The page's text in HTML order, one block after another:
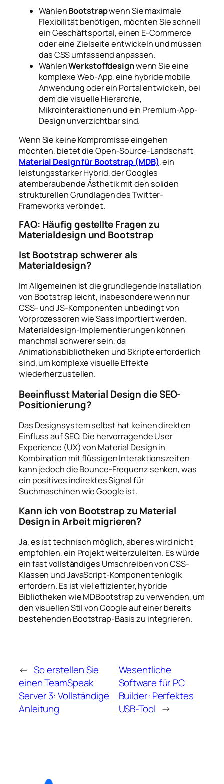
WählenBootstrapwenn Sie maximale
Flexibilität benötigen, möchten Sie schnell
ein Geschäftsportal, einen E-Commerce
oder eine Zielseite entwickeln und müssen
das CSS umfassend anpassen.
WählenWerkstoffdesignwenn Sie eine
komplexe Web-App, eine hybride mobile
Anwendung oder ein Portal entwickeln, bei
dem die visuelle Hierarchie,
Mikrointeraktionen und ein Premium-App-
Design unverzichtbar sind.
Wenn Sie keine Kompromisse eingehen
möchten, bietet die Open-Source-Landschaft
Material Design für Bootstrap (MDB), ein
leistungsstarker Hybrid, der Googles
atemberaubende Ästhetik mit den soliden
strukturellen Grundlagen des Twitter-
Frameworks verbindet.
FAQ: Häufig gestellte Fragen zu
Materialdesign und Bootstrap
Ist Bootstrap schwerer als
Materialdesign?
Im Allgemeinen ist die grundlegende Installation
von Bootstrap leicht, insbesondere wenn nur
CSS- und JS-Komponenten unbedingt von
Vorprozessoren wie Sass importiert werden.
Materialdesign-Implementierungen können
manchmal schwerer sein, da
Animationsbibliotheken und Skripte erforderlich
sind, um komplexe visuelle Effekte
wiederherzustellen.
Beeinflusst Material Design die SEO-
Positionierung?
Das Designsystem selbst hat keinen direkten
Einfluss auf SEO. Die hervorragende User
Experience (UX) von Material Design in
Kombination mit flüssigen Interaktionszeiten
kann jedoch die Bounce-Frequenz senken, was
ein positives indirektes Signal für
Suchmaschinen wie Google ist.
Kann ich von Bootstrap zu Material
Design in Arbeit migrieren?
Ja, es ist technisch möglich, aber es wird nicht
empfohlen, ein Projekt weiterzuleiten. Es würde
ein fast vollständiges Umschreiben von CSS-
Klassen und JavaScript-Komponentenlogik
erfordern. Es ist viel effizienter, hybride
Bibliotheken wie MDBootstrap zu verwenden, um
den visuellen Stil von Google auf einer bereits
bestehenden Bootstrap-Basis zu integrieren.
← So erstellen Sie
einen TeamSpeak
Server 3: Vollständige
Anleitung
Wesentliche
Software für PC
Builder: Perfektes
USB-Tool →